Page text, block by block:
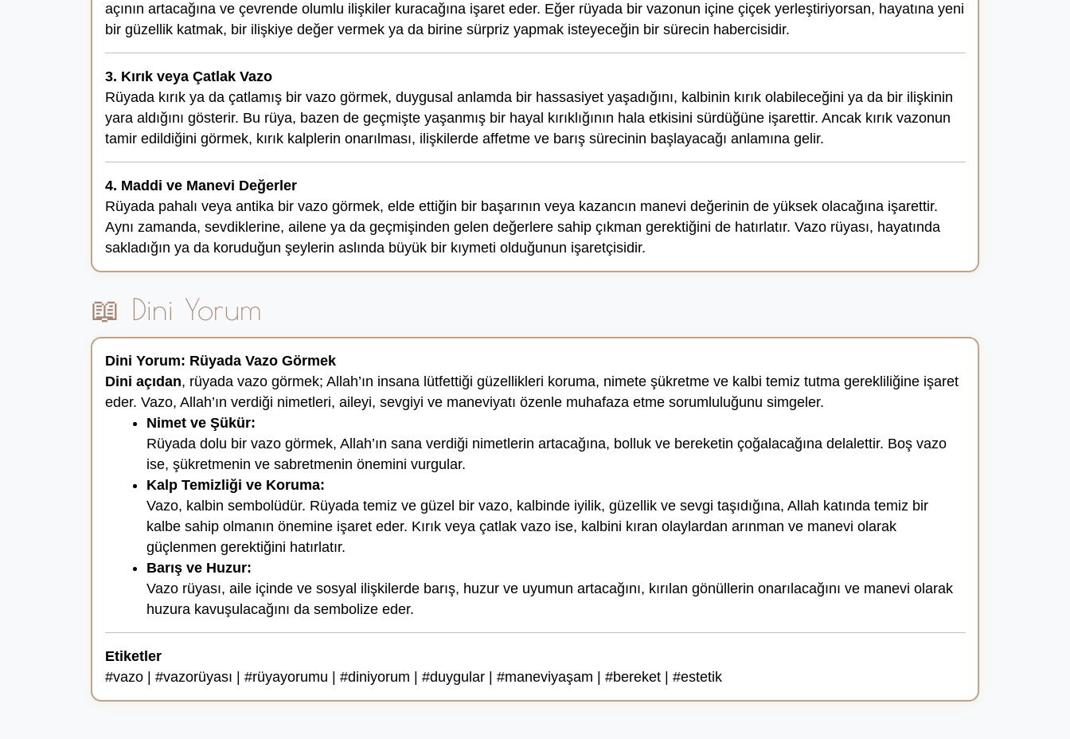
açının artacağına ve çevrende olumlu ilişkiler kuracağına işaret eder. Eğer rüyada bir vazonun içine çiçek yerleştiriyorsan, hayatına yeni
bir güzellik katmak, bir ilişkiye değer vermek ya da birine sürpriz yapmak isteyeceğin bir sürecin habercisidir.
3. Kırık veya Çatlak Vazo
Rüyada kırık ya da çatlamış bir vazo görmek, duygusal anlamda bir hassasiyet yaşadığını, kalbinin kırık olabileceğini ya da bir ilişkinin
yara aldığını gösterir. Bu rüya, bazen de geçmişte yaşanmış bir hayal kırıklığının hala etkisini sürdüğüne işarettir. Ancak kırık vazonun
tamir edildiğini görmek, kırık kalplerin onarılması, ilişkilerde affetme ve barış sürecinin başlayacağı anlamına gelir.
4. Maddi ve Manevi Değerler
Rüyada pahalı veya antika bir vazo görmek, elde ettiğin bir başarının veya kazancın manevi değerinin de yüksek olacağına işarettir.
Aynı zamanda, sevdiklerine, ailene ya da geçmişinden gelen değerlere sahip çıkman gerektiğini de hatırlatır. Vazo rüyası, hayatında
sakladığın ya da koruduğun şeylerin aslında büyük bir kıymeti olduğunun işaretçisidir.
📖 Dini Yorum
Dini Yorum: Rüyada Vazo Görmek
Dini açıdan, rüyada vazo görmek; Allah’ın insana lütfettiği güzellikleri koruma, nimete şükretme ve kalbi temiz tutma gerekliliğine işaret
eder. Vazo, Allah’ın verdiği nimetleri, aileyi, sevgiyi ve maneviyatı özenle muhafaza etme sorumluluğunu simgeler.
Nimet ve Şükür:
Rüyada dolu bir vazo görmek, Allah’ın sana verdiği nimetlerin artacağına, bolluk ve bereketin çoğalacağına delalettir. Boş vazo
ise, şükretmenin ve sabretmenin önemini vurgular.
Kalp Temizliği ve Koruma:
Vazo, kalbin sembolüdür. Rüyada temiz ve güzel bir vazo, kalbinde iyilik, güzellik ve sevgi taşıdığına, Allah katında temiz bir
kalbe sahip olmanın önemine işaret eder. Kırık veya çatlak vazo ise, kalbini kıran olaylardan arınman ve manevi olarak
güçlenmen gerektiğini hatırlatır.
Barış ve Huzur:
Vazo rüyası, aile içinde ve sosyal ilişkilerde barış, huzur ve uyumun artacağını, kırılan gönüllerin onarılacağını ve manevi olarak
huzura kavuşulacağını da sembolize eder.
Etiketler
#vazo | #vazorüyası | #rüyayorumu | #diniyorum | #duygular | #maneviyaşam | #bereket | #estetik